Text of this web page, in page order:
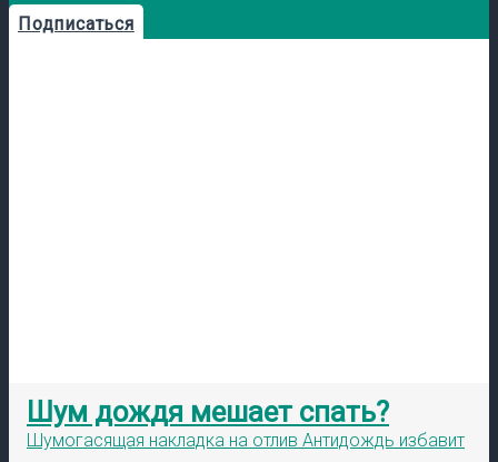
Подписаться
Шум дождя мешает спать?
Шумогасящая накладка на отлив Антидождь избавит